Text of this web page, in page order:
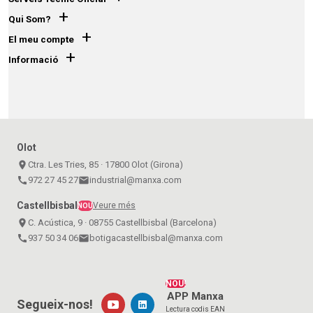
Qui Som? +
El meu compte +
Informació +
Olot
place Ctra. Les Tries, 85 · 17800 Olot (Girona)
call 972 27 45 27emailindustrial@manxa.com
CastellbisbalNOUVeure més
place C. Acústica, 9 · 08755 Castellbisbal (Barcelona)
call 937 50 34 06emailbotigacastellbisbal@manxa.com
NOU!
APP Manxa
Lectura codis EAN
Segueix-nos!